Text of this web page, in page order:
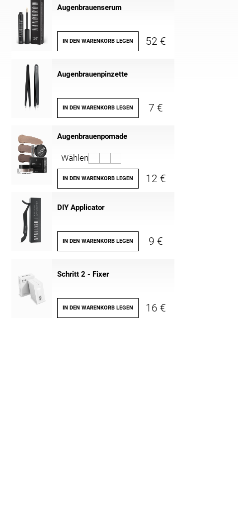
Augenbrauenserum
IN DEN WARENKORB LEGEN 52 €
Augenbrauenpinzette
IN DEN WARENKORB LEGEN 7 €
Augenbrauenpomade
Wählen
IN DEN WARENKORB LEGEN 12 €
DIY Applicator
IN DEN WARENKORB LEGEN 9 €
Schritt 2 - Fixer
IN DEN WARENKORB LEGEN 16 €